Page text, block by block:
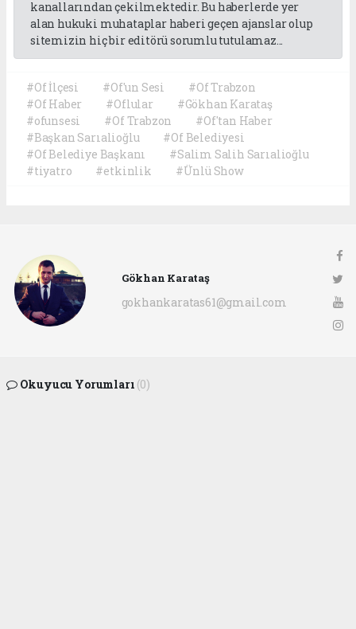
kanallarından çekilmektedir. Bu haberlerde yer
alan hukuki muhataplar haberi geçen ajanslar olup
sitemizin hiç bir editörü sorumlu tutulamaz...
#Of İlçesi #Of'un Sesi
#Of Trabzon
#Of Haber
#Oflular
#Gökhan Karataş
#ofunsesi
#Of Trabzon
#Of'tan Haber
#Başkan Sarıalioğlu
#Of Belediyesi
#Of Belediye Başkanı
#Salim Salih Sarıalioğlu
#tiyatro
#etkinlik #Ünlü Show
Gökhan Karataş
gokhankaratas61@gmail.com
Okuyucu Yorumları (0)